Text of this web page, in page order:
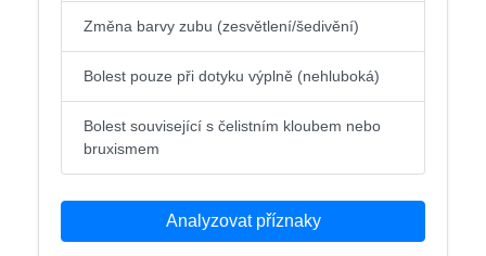
Změna barvy zubu (zesvětlení/šedivění)
Bolest pouze při dotyku výplně (nehluboká)
Bolest související s čelistním kloubem nebo
bruxismem
Analyzovat příznaky